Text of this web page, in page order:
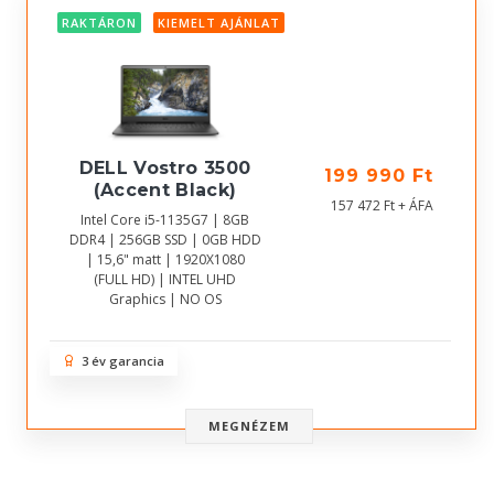
RAKTÁRON KIEMELT AJÁNLAT
DELL Vostro 3500
(Accent Black)
Intel Core i5-1135G7 | 8GB
DDR4 | 256GB SSD | 0GB HDD
| 15,6" matt | 1920X1080
(FULL HD) | INTEL UHD
Graphics | NO OS
199 990 Ft
157 472 Ft + ÁFA
3 év garancia
MEGNÉZEM